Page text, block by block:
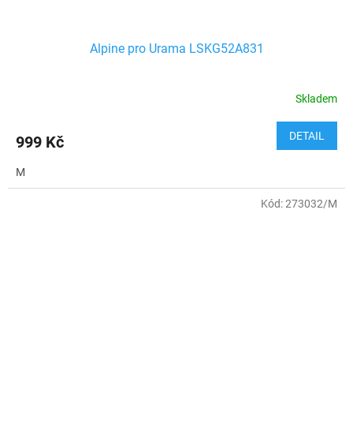
Alpine pro Urama LSKG52A831
Skladem
999 Kč DETAIL
M
Kód:273032/M